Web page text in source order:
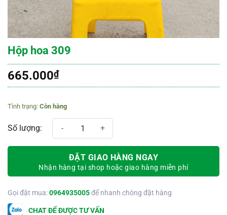
Hộp hoa 309
665.000₫
Còn hàng
Hộp hoa 309 số lượng
ĐẶT GIAO HÀNG NGAY
Nhận hàng tại shop hoặc giao hàng miễn phí
Gọi đặt mua:0964935005để nhanh chóng đặt hàng
CHAT ĐỂ ĐƯỢC TƯ VẤN